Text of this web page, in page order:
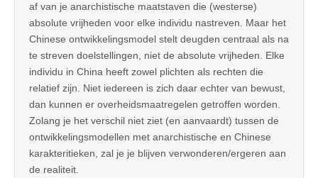
af van je anarchistische maatstaven die (westerse)
absolute vrijheden voor elke individu nastreven. Maar het
Chinese ontwikkelingsmodel stelt deugden centraal als na
te streven doelstellingen, niet de absolute vrijheden. Elke
individu in China heeft zowel plichten als rechten die
relatief zijn. Niet iedereen is zich daar echter van bewust,
dan kunnen er overheidsmaatregelen getroffen worden.
Zolang je het verschil niet ziet (en aanvaardt) tussen de
ontwikkelingsmodellen met anarchistische en Chinese
karakteritieken, zal je je blijven verwonderen/ergeren aan
de realiteit.